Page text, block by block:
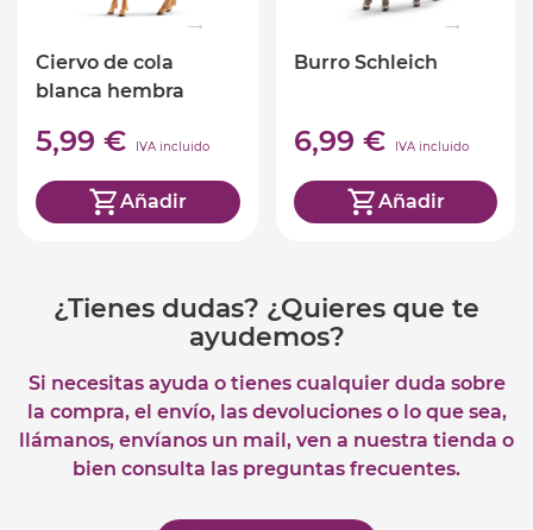
Ciervo de cola
blanca hembra
5,99 € IVA incluido
Añadir
Burro Schleich
6,99 € IVA incluido
Añadir
¿Tienes dudas? ¿Quieres que te
ayudemos?
Si necesitas ayuda o tienes cualquier duda sobre
la compra, el envío, las devoluciones o lo que sea,
llámanos, envíanos un mail, ven a nuestra tienda o
bien consulta las preguntas frecuentes.